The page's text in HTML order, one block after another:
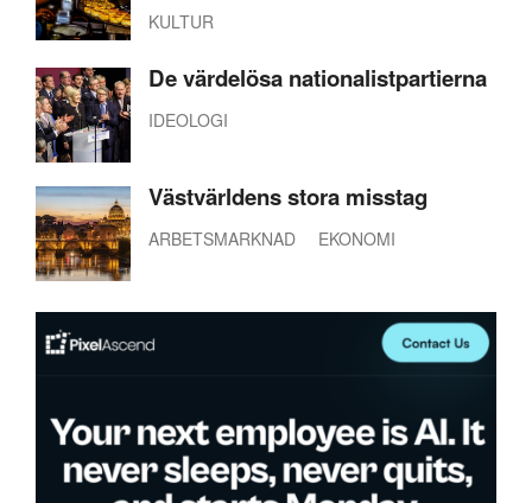
KULTUR
De värdelösa nationalistpartierna
IDEOLOGI
Västvärldens stora misstag
ARBETSMARKNAD EKONOMI